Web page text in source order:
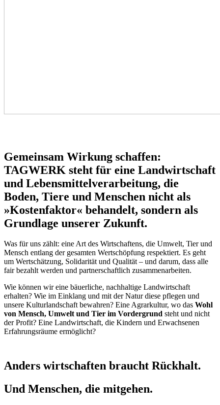
Gemeinsam Wirkung schaffen:
TAGWERK steht für eine Landwirtschaft
und Lebensmittelverarbeitung, die
Boden, Tiere und Menschen nicht als
»Kostenfaktor« behandelt, sondern als
Grundlage unserer Zukunft.
Was für uns zählt: eine Art des Wirtschaftens, die Umwelt, Tier und
Mensch entlang der gesamten Wertschöpfung respektiert. Es geht
um Wertschätzung, Solidarität und Qualität – und darum, dass alle
fair bezahlt werden und partnerschaftlich zusammenarbeiten.
Wie können wir eine bäuerliche, nachhaltige Landwirtschaft
erhalten? Wie im Einklang und mit der Natur diese pflegen und
unsere Kulturlandschaft bewahren? Eine Agrarkultur, wo das Wohl
von Mensch, Umwelt und Tier im Vordergrund steht und nicht
der Profit? Eine Landwirtschaft, die Kindern und Erwachsenen
Erfahrungsräume ermöglicht?
Anders wirtschaften braucht Rückhalt.
Und Menschen, die mitgehen.